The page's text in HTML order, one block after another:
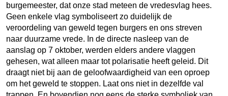
burgemeester, dat onze stad meteen de vredesvlag hees.
Geen enkele vlag symboliseert zo duidelijk de
veroordeling van geweld tegen burgers en ons streven
naar duurzame vrede. In de directe nasleep van de
aanslag op 7 oktober, werden elders andere vlaggen
gehesen, wat alleen maar tot polarisatie heeft geleid. Dit
draagt niet bij aan de geloofwaardigheid van een oproep
om het geweld te stoppen. Laat ons niet in dezelfde val